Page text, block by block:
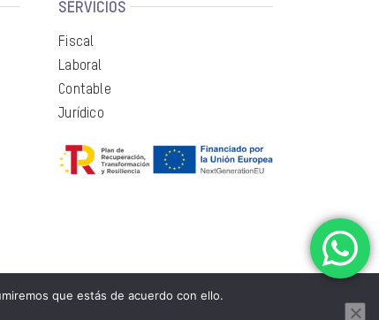
SERVICIOS
Fiscal
Laboral
Contable
Jurídico
que estás de acuerdo con ello.